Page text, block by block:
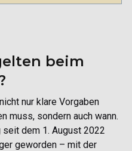
beim
nur klare Vorgaben
muss, sondern auch wann.
seit dem 1. August 2022
geworden – mit der